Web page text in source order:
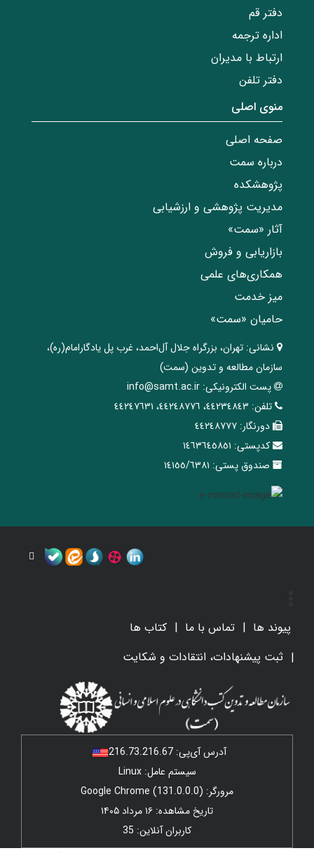
دفتر قم
اداره ترجمه
ارتباط با مدیران
دفتر تلفن
منوی اصلی
صفحه اصلی
درباره سمت
پژوهشکده
مدیریت پژوهشی و ارزشیابی
آثار «سمت»
بازاریابی و فروش
همکاری‌های علمی
میز خدمت
حامیان «سمت»
نشانی: تهران، ‌بزرگراه ‌جلال آل‌احمد، غرب پل يادگار‌امام(ره)‌،
سازمان مطالعه و تدوین‌ (سمت)
پست الکترونیکی: info@samt.ac.ir
تلفن: ٤٤٢٣٤٨٤٣، ٤٤٢٤٨٧٧٦، ٤٤٢٤٧٦٣١
دورنگار: ٤٤٢٤٨٧٧٧
کدپستی: ١٤٦٣٦٤٥٨٥١
صندوق پستی: ١٤١٥٥/٦٣٨١
پیوند ها تماس با ما
کتاب ها
ثبت پیشنهادات، انتقادات و شکایت
آدرس آی‌پی: 216.73.216.67
سیستم عامل: Linux
مرورگر: Google Chrome (131.0.0.0)
تاریخ مشاهده: ۱۶ مرداد ۱۴۰۵
کاربران آنلاین: 35